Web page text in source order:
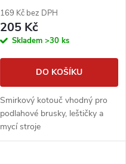
169 Kč bez DPH
205 Kč
Skladem >30 ks
DO KOŠÍKU
Smirkový kotouč vhodný pro
podlahové brusky, leštičky a
mycí stroje